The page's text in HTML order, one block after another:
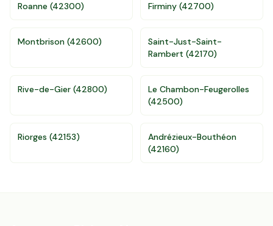
Roanne (42300) Firminy (42700)
Montbrison (42600)
Saint-Just-Saint-
Rambert (42170)
Rive-de-Gier (42800)
Le Chambon-Feugerolles
(42500)
Riorges (42153)
Andrézieux-Bouthéon
(42160)
Donnees de valeurs foncières officielles